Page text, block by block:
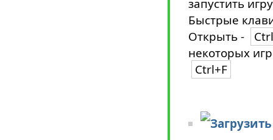
запустить
Быстрые
Открыть -
некоторых
Ctrl+F